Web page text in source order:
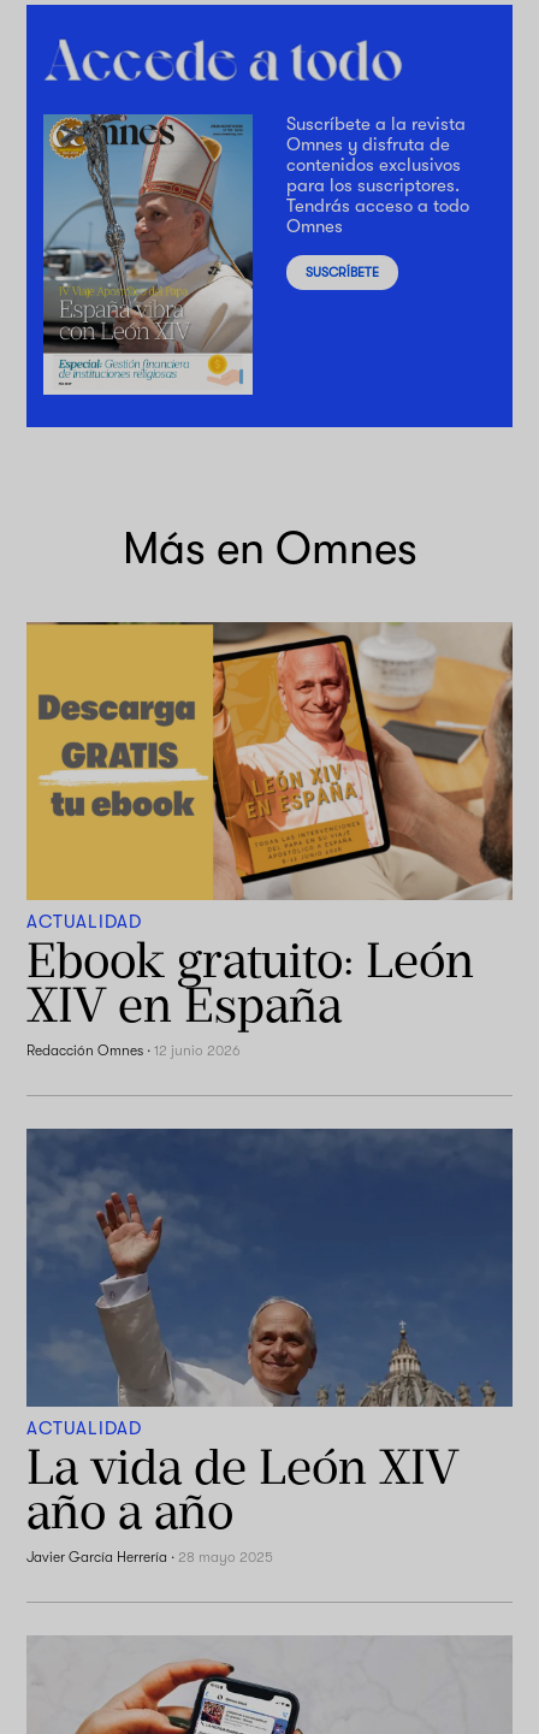
Suscríbete a la revista
Omnes y disfruta de
contenidos exclusivos
para los suscriptores.
Tendrás acceso a todo
Omnes
SUSCRÍBETE
Más en Omnes
ACTUALIDAD
Ebook gratuito: León
XIV en España
Redacción Omnes ·12 junio 2026
ACTUALIDAD
La vida de León XIV
año a año
Javier García Herrería ·28 mayo 2025